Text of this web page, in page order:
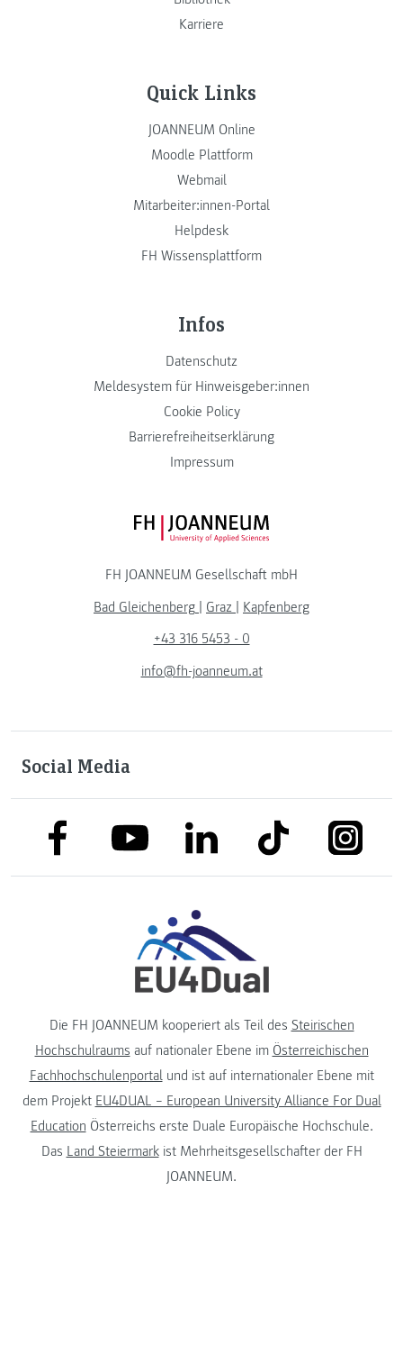
Karriere
Quick Links
JOANNEUM Online
Moodle Plattform
Webmail
Mitarbeiter:innen-Portal
Helpdesk
FH Wissensplattform
Infos
Datenschutz
Meldesystem für Hinweisgeber:innen
Cookie Policy
Barrierefreiheitserklärung
Impressum
FH JOANNEUM Logo
FH JOANNEUM Gesellschaft mbH
Bad Gleichenberg | Graz | Kapfenberg
+43 316 5453 - 0
info@fh-joanneum.at
Social Media
link to facebooklink to youtubelink to linkedinlink to tiktok link to
Die FH JOANNEUM kooperiert als Teil des Steirischen
Hochschulraums auf nationaler Ebene im Österreichischen
Fachhochschulenportalund ist auf internationaler Ebene mit
dem Projekt EU4DUAL – European University Alliance For Dual
Education Österreichs erste Duale Europäische Hochschule.
Das Land Steiermarkist Mehrheitsgesellschafter der FH
JOANNEUM.